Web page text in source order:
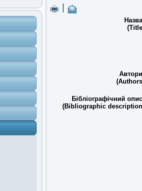
Бібліографічний
(Bibliographic